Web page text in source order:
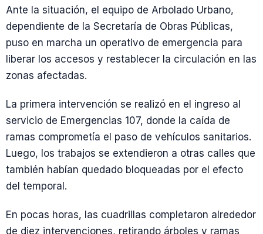
Ante la situación, el equipo de Arbolado Urbano,
dependiente de la Secretaría de Obras Públicas,
puso en marcha un operativo de emergencia para
liberar los accesos y restablecer la circulación en las
zonas afectadas.
La primera intervención se realizó en el ingreso al
servicio de Emergencias 107, donde la caída de
ramas comprometía el paso de vehículos sanitarios.
Luego, los trabajos se extendieron a otras calles que
también habían quedado bloqueadas por el efecto
del temporal.
En pocas horas, las cuadrillas completaron alrededor
de diez intervenciones, retirando árboles y ramas